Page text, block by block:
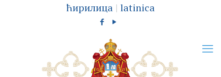
ћирилица | latinica